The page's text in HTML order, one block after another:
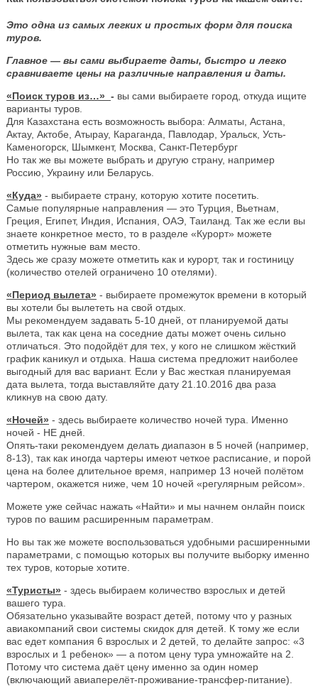
Это одна из самых легких и простых форм для поиска
туров.
Главное — вы сами выбираете даты, быстро и легко
сравниваете цены на различные направления и даты.
«Поиск туров из…» - вы сами выбираете город, откуда ищите
варианты туров.
Для Казахстана есть возможность выбора: Алматы, Астана,
Актау, Актобе, Атырау, Караганда, Павлодар, Уральск, Усть-
Каменогорск, Шымкент, Москва, Санкт-Петербург
Но так же вы можете выбрать и другую страну, например
Россию, Украину или Беларусь.
«Куда» - выбираете страну, которую хотите посетить.
Самые популярные направления — это Турция, Вьетнам,
Греция, Египет, Индия, Испания, ОАЭ, Таиланд. Так же если вы
знаете конкретное место, то в разделе «Курорт» можете
отметить нужные вам место.
Здесь же сразу можете отметить как и курорт, так и гостиницу
(количество отелей ограничено 10 отелями).
«Период вылета» - выбираете промежуток времени в который
вы хотели бы вылететь на свой отдых.
Мы рекомендуем задавать 5-10 дней, от планируемой даты
вылета, так как цена на соседние даты может очень сильно
отличаться. Это подойдёт для тех, у кого не слишком жёсткий
график каникул и отдыха. Наша система предложит наиболее
выгодный для вас вариант. Если у Вас жесткая планируемая
дата вылета, тогда выставляйте дату 21.10.2016 два раза
кликнув на свою дату.
«Ночей» - здесь выбираете количество ночей тура. Именно
ночей - НЕ дней.
Опять-таки рекомендуем делать диапазон в 5 ночей (например,
8-13), так как иногда чартеры имеют четкое расписание, и порой
цена на более длительное время, например 13 ночей полётом
чартером, окажется ниже, чем 10 ночей «регулярным рейсом».
Можете уже сейчас нажать «Найти» и мы начнем онлайн поиск
туров по вашим расширенным параметрам.
Но вы так же можете воспользоваться удобными расширенными
параметрами, с помощью которых вы получите выборку именно
тех туров, которые хотите.
«Туристы» - здесь выбираем количество взрослых и детей
вашего тура.
Обязательно указывайте возраст детей, потому что у разных
авиакомпаний свои системы скидок для детей. К тому же если
вас едет компания 6 взрослых и 2 детей, то делайте запрос: «3
взрослых и 1 ребенок» — а потом цену тура умножайте на 2.
Потому что система даёт цену именно за один номер
(включающий авиаперелёт-проживание-трансфер-питание).